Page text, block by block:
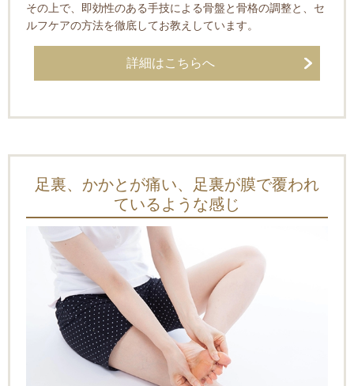
その上で、即効性のある手技による骨盤と骨格の調整と、セ
ルフケアの方法を徹底してお教えしています。
詳細はこちらへ
足裏、かかとが痛い、足裏が膜で覆われ
ているような感じ